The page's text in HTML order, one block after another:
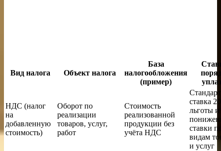
Вид налога Объект налога
База
налогообложения
(пример)
НДС (налог
на
добавленную
стоимость)
Оборот по
реализации
товаров, услуг,
работ
Стоимость
реализованной
продукции без
учёта НДС
ставка
льготы и
ставки
видам
и услуг